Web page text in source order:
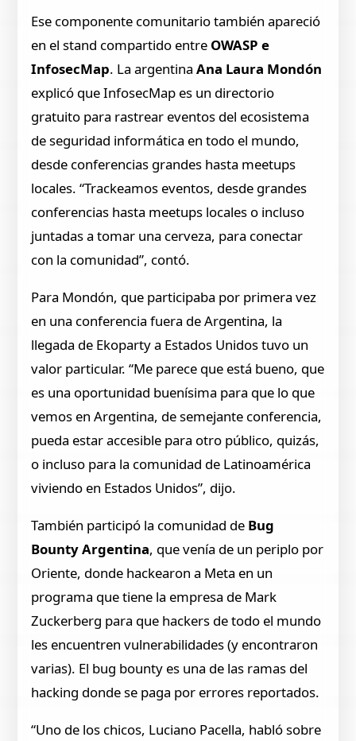
Ese componente comunitario también apareció
en el stand compartido entre OWASP e
InfosecMap. La argentinaAna Laura Mondón
explicó que InfosecMap es un directorio
gratuito para rastrear eventos del ecosistema
de seguridad informática en todo el mundo,
desde conferencias grandes hasta meetups
locales. “Trackeamos eventos, desde grandes
conferencias hasta meetups locales o incluso
juntadas a tomar una cerveza, para conectar
con la comunidad”, contó.
Para Mondón, que participaba por primera vez
en una conferencia fuera de Argentina, la
llegada de Ekoparty a Estados Unidos tuvo un
valor particular. “Me parece que está bueno, que
es una oportunidad buenísima para que lo que
vemos en Argentina, de semejante conferencia,
pueda estar accesible para otro público, quizás,
o incluso para la comunidad de Latinoamérica
viviendo en Estados Unidos”, dijo.
También participó la comunidad de Bug
Bounty Argentina, que venía de un periplo por
Oriente, donde hackearon a Meta en un
programa que tiene la empresa de Mark
Zuckerberg para que hackers de todo el mundo
les encuentren vulnerabilidades (y encontraron
varias). El bug bounty es una de las ramas del
hacking donde se paga por errores reportados.
“Uno de los chicos, Luciano Pacella, habló sobre